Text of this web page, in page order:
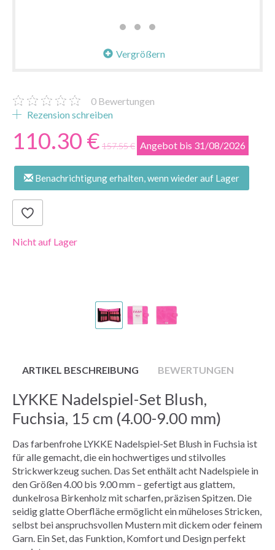
Vergrößern
0 Bewertungen
Rezension schreiben
110.30 € 157.55 € Angebot bis 31/08/2026
Benachrichtigung erhalten, wenn wieder auf Lager
Nicht auf Lager
ARTIKEL BESCHREIBUNG BEWERTUNGEN
LYKKE Nadelspiel-Set Blush,
Fuchsia, 15 cm (4.00-9.00 mm)
Das farbenfrohe LYKKE Nadelspiel-Set Blush in Fuchsia ist
für alle gemacht, die ein hochwertiges und stilvolles
Strickwerkzeug suchen. Das Set enthält acht Nadelspiele in
den Größen 4.00 bis 9.00 mm – gefertigt aus glattem,
dunkelrosa Birkenholz mit scharfen, präzisen Spitzen. Die
seidig glatte Oberfläche ermöglicht ein müheloses Stricken,
selbst bei anspruchsvollen Mustern mit dickem oder feinem
Garn. Ein Set, das Funktion, Komfort und Design perfekt